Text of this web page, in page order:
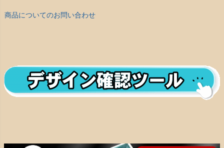
商品についてのお問い合わせ